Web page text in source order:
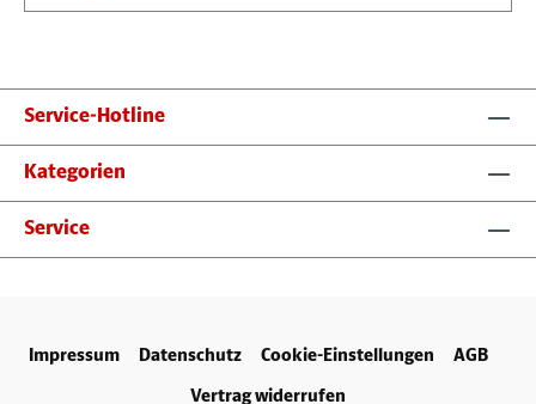
Service-Hotline
Kategorien
Service
Impressum Datenschutz Cookie-Einstellungen
AGB
Vertrag widerrufen